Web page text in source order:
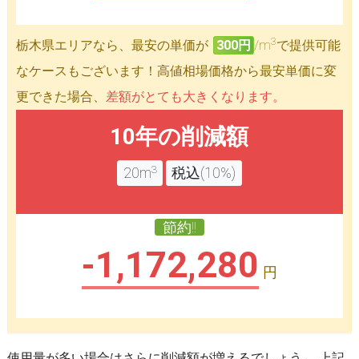
栃木県エリアなら、最安の単価が 300円 /m3で提供可能
なケースもございます！高値相場価格から最安単価に変
更できた場合、 差額がとても大きくなります。
10年の削減額
20m3 税込(10%)
節約!!
-1,172,280 円